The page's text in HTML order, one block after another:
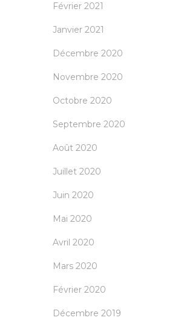
Février 2021
Janvier 2021
Décembre 2020
Novembre 2020
Octobre 2020
Septembre 2020
Août 2020
Juillet 2020
Juin 2020
Mai 2020
Avril 2020
Mars 2020
Février 2020
Décembre 2019